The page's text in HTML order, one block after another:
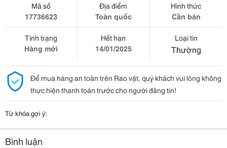
Mã số
17736623
Địa điểm
Toàn quốc
Hình thức
Cần bán
Tình trạng
Hàng mới
Hết hạn
14/01/2025
Loại tin
Thường
Để mua hàng an toàn trên Rao vặt, quý khách vui lòng không
thực hiện thanh toán trước cho người đăng tin!
Từ khóa gợi ý:
Bình luận